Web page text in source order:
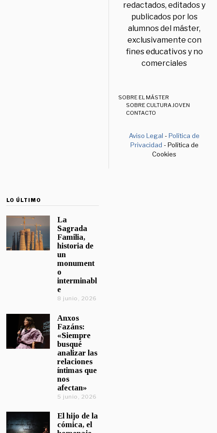
redactados, editados y
publicados por los
alumnos del máster,
exclusivamente con
fines educativos y no
comerciales
SOBRE EL MÁSTER
SOBRE CULTURA JOVEN
CONTACTO
Aviso Legal -Política de
Privacidad - Política de
Cookies
LO ÚLTIMO
La
Sagrada
Familia,
historia de
un
monument
o
interminabl
e
8 junio, 2026
Anxos
Fazáns:
«Siempre
busqué
analizar las
relaciones
íntimas que
nos
afectan»
5 junio, 2026
El hijo de la
cómica, el